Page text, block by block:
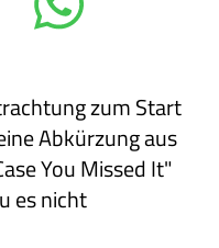
zum Start
Abkürzung aus
You Missed It"
es nicht